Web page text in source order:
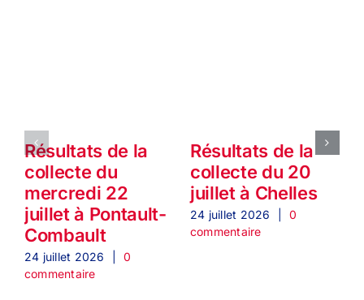
Résultats de la
collecte du
mercredi 22
juillet à Pontault-
Combault
24 juillet 2026
0
commentaire
Résultats de la
collecte du 20
juillet à Chelles
24 juillet 2026
0
commentaire